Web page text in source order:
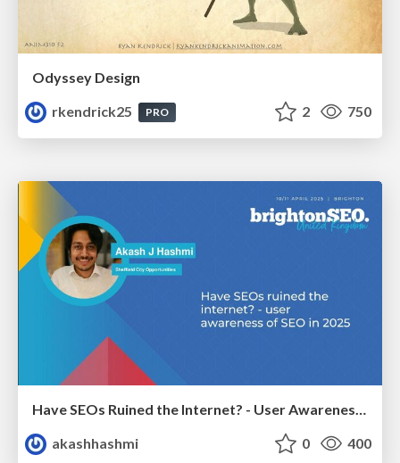
Odyssey Design
rkendrick25
PRO 2 750
Have SEOs Ruined the Internet? - User Awareness of SEO in 2025
akashhashmi
0 400